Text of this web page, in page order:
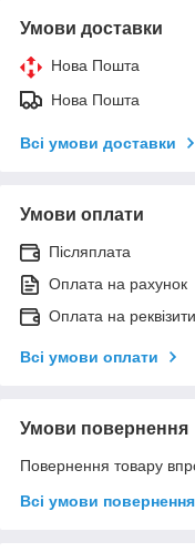
Умови доставки
Нова Пошта
Нова Пошта
Всі умови доставки
Умови оплати
Післяплата
Оплата на рахунок
Оплата на
Всі умови оплати
Умови повернення
Повернення товару
Всі умови повернення